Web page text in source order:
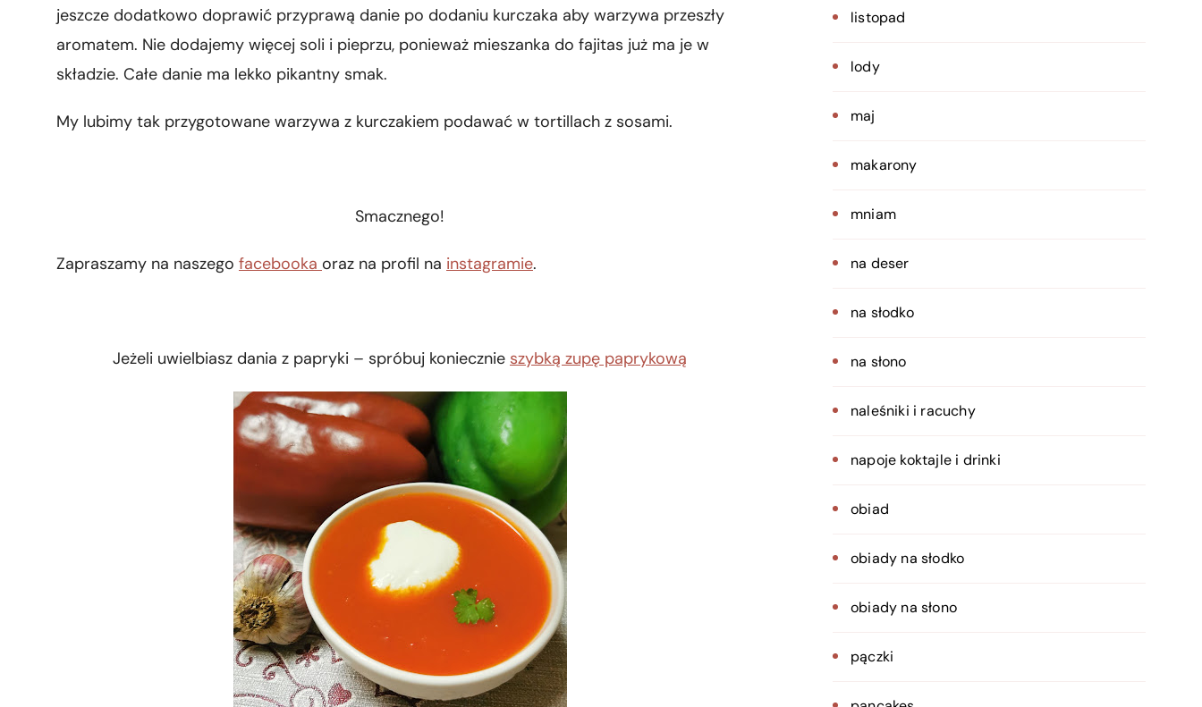
jeszcze dodatkowo doprawić przyprawą danie po dodaniu kurczaka aby warzywa przeszły
aromatem. Nie dodajemy więcej soli i pieprzu, ponieważ mieszanka do fajitas już ma je w
składzie. Całe danie ma lekko pikantny smak.
My lubimy tak przygotowane warzywa z kurczakiem podawać w tortillach z sosami.
Smacznego!
Zapraszamy na naszego facebooka oraz na profil na instagramie.
Jeżeli uwielbiasz dania z papryki – spróbuj koniecznie szybką zupę paprykową
listopad
lody
maj
makarony
mniam
na deser
na słodko
na słono
naleśniki i racuchy
napoje koktajle i drinki
obiad
obiady na słodko
obiady na słono
pączki